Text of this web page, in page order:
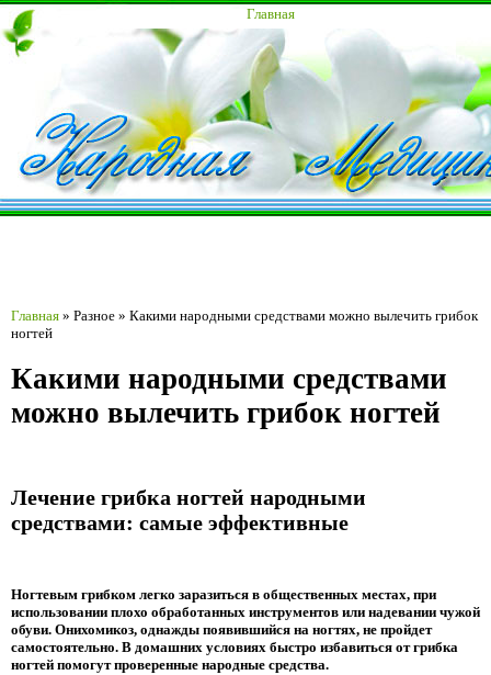
Главная
Главная » Разное » Какими народными средствами можно вылечить грибок
ногтей
Какими народными средствами
можно вылечить грибок ногтей
Лечение грибка ногтей народными
средствами: самые эффективные
Ногтевым грибком легко заразиться в общественных местах, при
использовании плохо обработанных инструментов или надевании чужой
обуви. Онихомикоз, однажды появившийся на ногтях, не пройдет
самостоятельно. В домашних условиях быстро избавиться от грибка
ногтей помогут проверенные народные средства.